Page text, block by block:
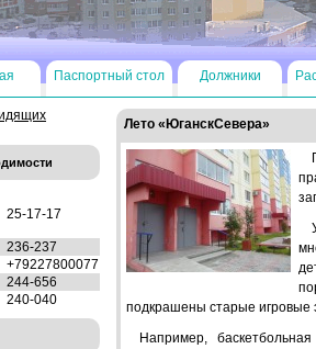
Паспортный стол Должники
25-17-17
236-237
+79227800077
244-656
240-040
Лето «ЮганскСевера»
подкрашены старые игровые
Например,